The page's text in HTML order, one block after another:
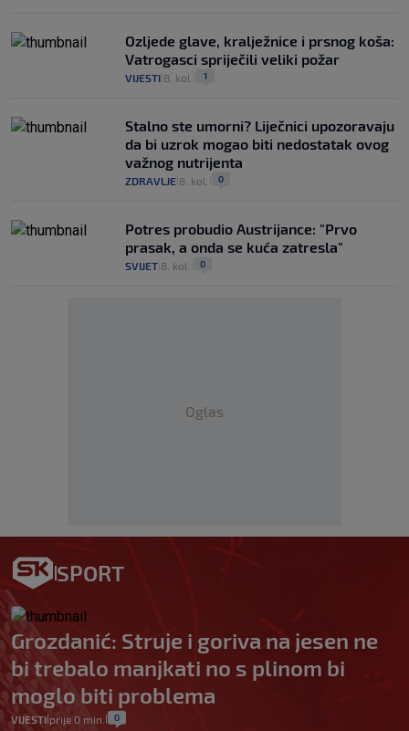
Ozljede glave, kralježnice i prsnog koša:
Vatrogasci spriječili veliki požar
VIJESTI 8. kol. 1
Stalno ste umorni? Liječnici upozoravaju
da bi uzrok mogao biti nedostatak ovog
važnog nutrijenta
ZDRAVLJE 8. kol. 0
Potres probudio Austrijance: "Prvo
prasak, a onda se kuća zatresla"
SVIJET 8. kol. 0
Oglas
SPORT
Grozdanić: Struje i goriva na jesen ne
bi trebalo manjkati no s plinom bi
moglo biti problema
VIJESTI| prije 0 min. 0